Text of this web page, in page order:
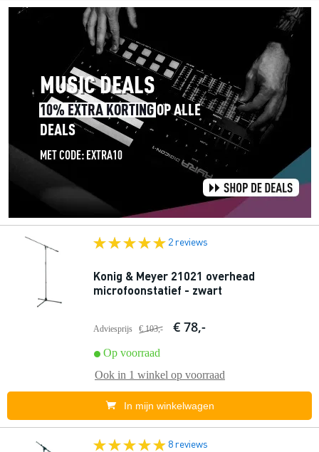
2 reviews
Konig & Meyer 21021 overhead
microfoonstatief - zwart
Adviesprijs € 103,- € 78,-
Op voorraad
Ook in 1 winkel op voorraad
In mijn winkelwagen
8 reviews